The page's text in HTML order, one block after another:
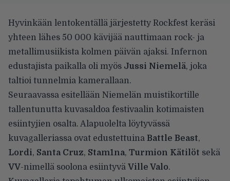
Hyvinkään lentokentällä järjestetty Rockfest keräsi
yhteen lähes 50 000 kävijää nauttimaan rock- ja
metallimusiikista kolmen päivän ajaksi. Infernon
edustajista paikalla oli myös Jussi Niemelä, joka
taltioi tunnelmia kamerallaan.
Seuraavassa esitellään Niemelän muistikortille
tallentunutta kuvasaldoa festivaalin kotimaisten
esiintyjien osalta. Alapuolelta löytyvässä
kuvagalleriassa ovat edustettuina Battle Beast,
Lordi, Santa Cruz, Stam1na, Turmion Kätilöt sekä
VV-nimellä soolona esiintyvä Ville Valo.